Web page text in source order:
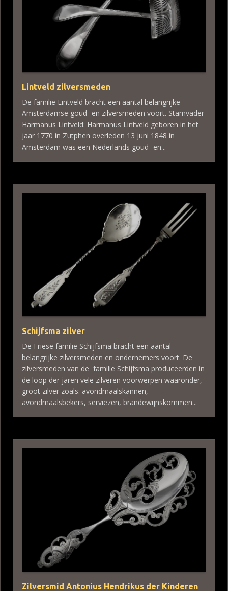
Lintveld zilversmeden
De familie Lintveld bracht een aantal belangrijke
Amsterdamse goud- en zilversmeden voort. Stamvader
Harmanus Lintveld: Harmanus Lintveld geboren in het
jaar 1770 in Zutphen overleden 13 juni 1848 in
Amsterdam was een Nederlands goud- en...
Schijfsma zilver
De Friese familie Schijfsma bracht een aantal
belangrijke zilversmeden en ondernemers voort. De
zilversmeden van de familie Schijfsma produceerden in
de loop der jaren vele zilveren voorwerpen waaronder,
groot zilver zoals: avondmaalskannen,
avondmaalsbekers, serviezen, brandewijnskommen...
Zilversmid Antonius Hendrikus der Kinderen